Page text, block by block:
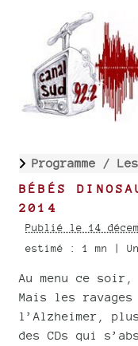
Programme /
BÉBÉS
2014
Publié le 14
estimé : 1 mn |
Au menu ce soir,
Mais les
l’Alzheimer,
des CDs qui